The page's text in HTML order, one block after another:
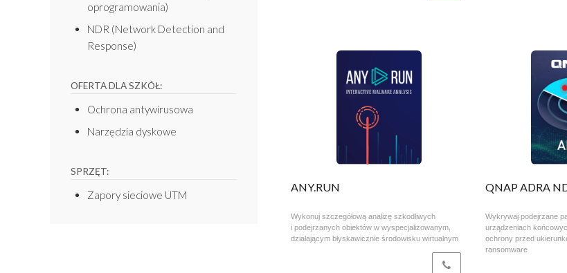
oprogramowania)
NDR (Network Detection and
Response)
OFERTA DLA SZKÓŁ:
Ochrona antywirusowa
Narzędzia dyskowe
SPRZĘT:
Zapory sieciowe UTM
ANY.RUN
Wykonuj szczegółową analizę szkodliwych
i podejrzanych obiektów w wyspecjalizowanym,
działającym błyskawicznie środowisku wirtualnym
QNAP ADRA
Wykrywaj podejrzane
urządzeniach
ochrony przed
ransomware